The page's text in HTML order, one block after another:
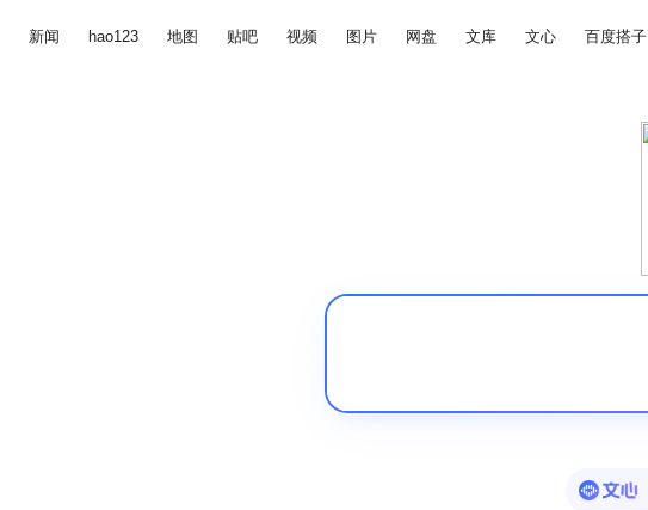
新闻 hao123 地图 贴吧 视频 图片 网盘 文库 文心 百度搭子